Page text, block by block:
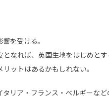
を受ける。
なれば、英国生地をはじめとす
ットはあるかもしれない。
リア・フランス・ベルギーなど